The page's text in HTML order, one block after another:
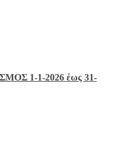
1-1-2026 έως 31-